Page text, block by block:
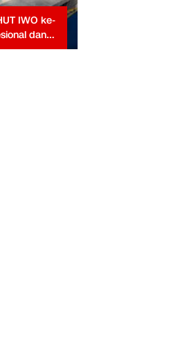
IWO ke-
dan